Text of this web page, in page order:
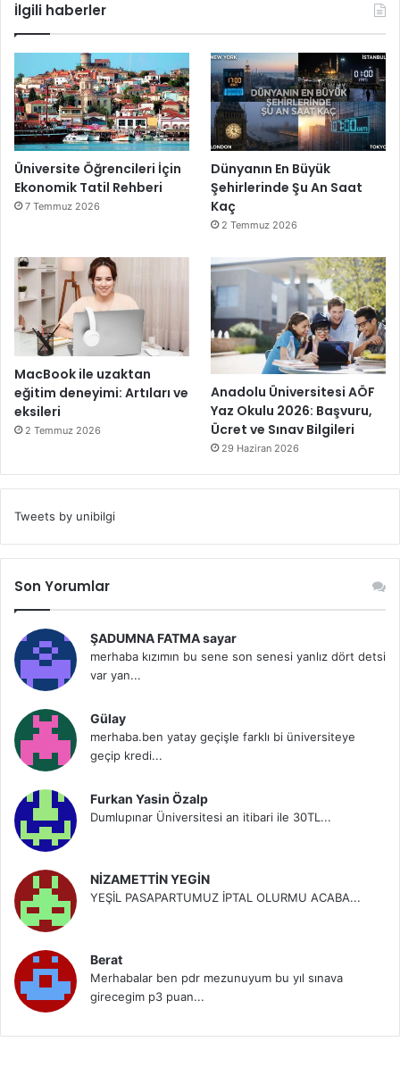
İlgili haberler
Üniversite Öğrencileri İçin
Ekonomik Tatil Rehberi
7 Temmuz 2026
Dünyanın En Büyük
Şehirlerinde Şu An Saat
Kaç
2 Temmuz 2026
MacBook ile uzaktan
eğitim deneyimi: Artıları ve
eksileri
2 Temmuz 2026
Anadolu Üniversitesi AÖF
Yaz Okulu 2026: Başvuru,
Ücret ve Sınav Bilgileri
29 Haziran 2026
Tweets by unibilgi
Son Yorumlar
ŞADUMNA FATMA sayar
merhaba kızımın bu sene son senesi yanlız dört detsi
var yan...
Gülay
merhaba.ben yatay geçişle farklı bi üniversiteye
geçip kredi...
Furkan Yasin Özalp
Dumlupınar Üniversitesi an itibari ile 30TL...
NİZAMETTİN YEGİN
YEŞİL PASAPARTUMUZ İPTAL OLURMU ACABA...
Berat
Merhabalar ben pdr mezunuyum bu yıl sınava
girecegim p3 puan...